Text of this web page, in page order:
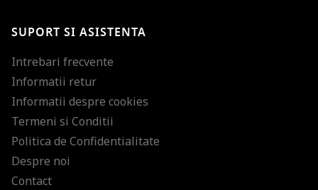
SUPORT SI ASISTENTA
Intrebari frecvente
Informatii retur
Informatii despre cookies
Termeni si Conditii
Politica de Confidentialitate
Despre noi
Contact